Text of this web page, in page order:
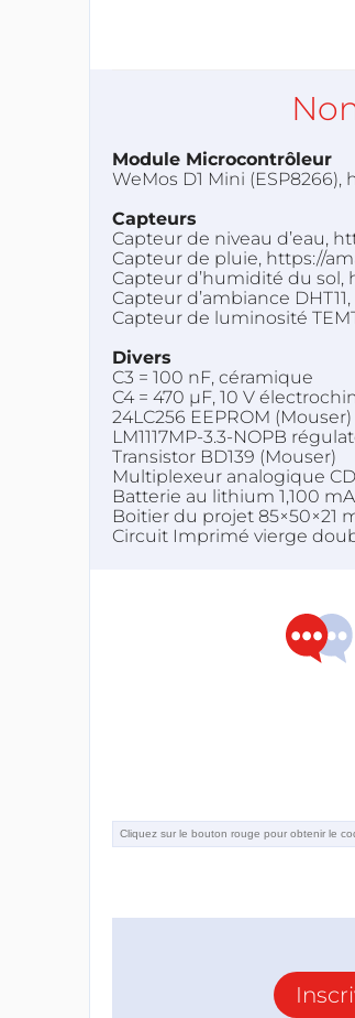
Module Microcontrôleur
WeMos D1 Mini
Capteurs
Capteur de niveau d’eau,
Capteur de pluie, https://
Capteur d’humidité du sol,
Capteur d’ambiance
Capteur de luminosité
Divers
C3 = 100 nF, céramique
C4 = 470 µF, 10 V
24LC256 EEPROM (Mouser)
LM1117MP-3.3-NOPB
Transistor BD139 (Mouser)
Multiplexeur analogique
Batterie au lithium 1,100
Boitier du projet 85×50×21
Circuit Imprimé vierge